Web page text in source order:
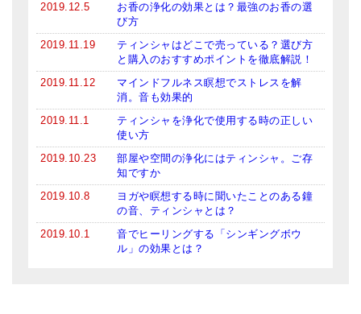
2019.12.5
お香の浄化の効果とは？最強のお香の選
び方
2019.11.19
ティンシャはどこで売っている？選び方
と購入のおすすめポイントを徹底解説！
2019.11.12
マインドフルネス瞑想でストレスを解
消。音も効果的
2019.11.1
ティンシャを浄化で使用する時の正しい
使い方
2019.10.23
部屋や空間の浄化にはティンシャ。ご存
知ですか
2019.10.8
ヨガや瞑想する時に聞いたことのある鐘
の音、ティンシャとは？
2019.10.1
音でヒーリングする「シンギングボウ
ル」の効果とは？